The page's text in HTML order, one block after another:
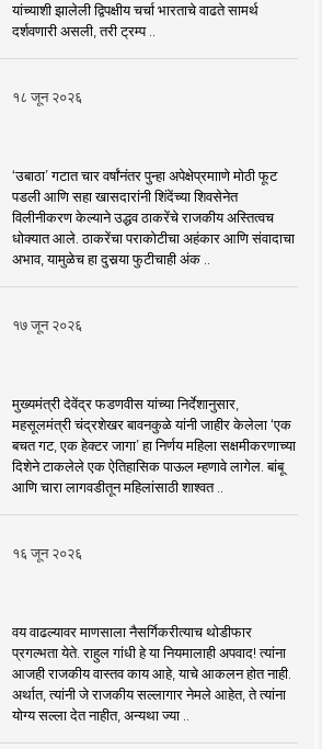
यांच्याशी झालेली द्विपक्षीय चर्चा भारताचे वाढते सामर्थ
दर्शवणारी असली, तरी ट्रम्प ..
१८ जून २०२६
‘उबाठा’ गटात चार वर्षांनंतर पुन्हा अपेक्षेप्रमााणे मोठी फूट
पडली आणि सहा खासदारांनी शिंदेंच्या शिवसेनेत
विलीनीकरण केल्याने उद्धव ठाकरेंचे राजकीय अस्तित्वच
धोक्यात आले. ठाकरेंचा पराकोटीचा अहंकार आणि संवादाचा
अभाव, यामुळेच हा दुसर्‍या फुटीचाही अंक ..
१७ जून २०२६
मुख्यमंत्री देवेंद्र फडणवीस यांच्या निर्देशानुसार,
महसूलमंत्री चंद्रशेखर बावनकुळे यांनी जाहीर केलेला ‘एक
बचत गट, एक हेक्टर जागा’ हा निर्णय महिला सक्षमीकरणाच्या
दिशेने टाकलेले एक ऐतिहासिक पाऊल म्हणावे लागेल. बांबू
आणि चारा लागवडीतून महिलांसाठी शाश्वत ..
१६ जून २०२६
वय वाढल्यावर माणसाला नैसर्गिकरीत्याच थोडीफार
प्रगल्भता येते. राहुल गांधी हे या नियमालाही अपवाद! त्यांना
आजही राजकीय वास्तव काय आहे, याचे आकलन होत नाही.
अर्थात, त्यांनी जे राजकीय सल्लागार नेमले आहेत, ते त्यांना
योग्य सल्ला देत नाहीत, अन्यथा ज्या ..